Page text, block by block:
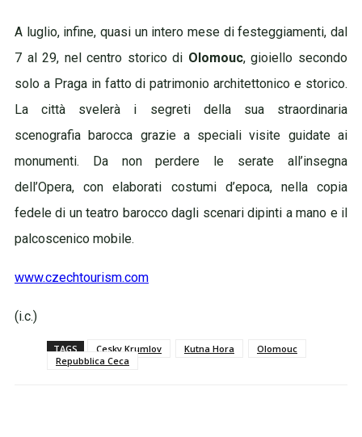
A luglio, infine, quasi un intero mese di festeggiamenti, dal
7 al 29, nel centro storico di Olomouc, gioiello secondo
solo a Praga in fatto di patrimonio architettonico e storico.
La città svelerà i segreti della sua straordinaria
scenografia barocca grazie a speciali visite guidate ai
monumenti. Da non perdere le serate all’insegna
dell’Opera, con elaborati costumi d’epoca, nella copia
fedele di un teatro barocco dagli scenari dipinti a mano e il
palcoscenico mobile.
www.czechtourism.com
(i.c.)
TAGS Cesky Krumlov Kutna Hora
Olomouc
Repubblica Ceca